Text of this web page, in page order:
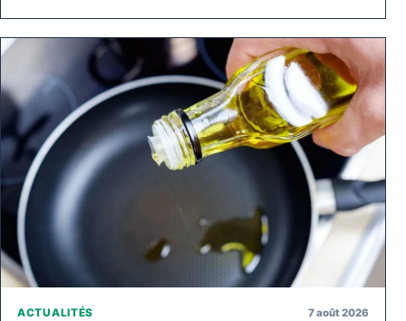
ACTUALITÉS 7 août 2026